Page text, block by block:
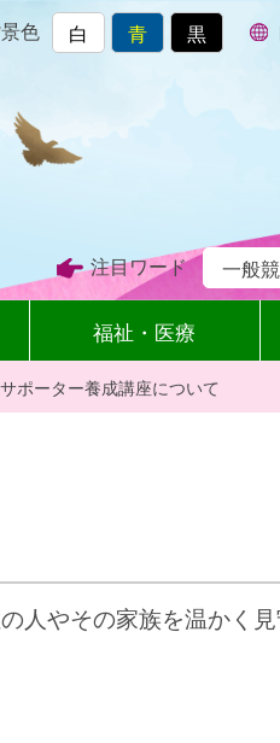
色 白 青 黒
注目ワード 一般
福祉・医療
ポーター養成講座について
人やその家族を温かく